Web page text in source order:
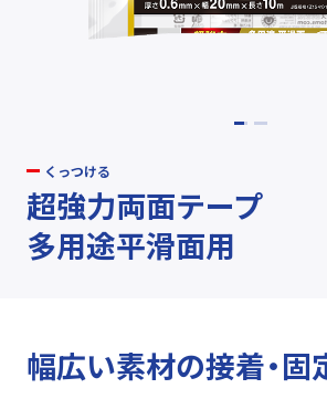
くっつける
超強力両面テープ
多用途平滑面用
幅広い素材の接着・固